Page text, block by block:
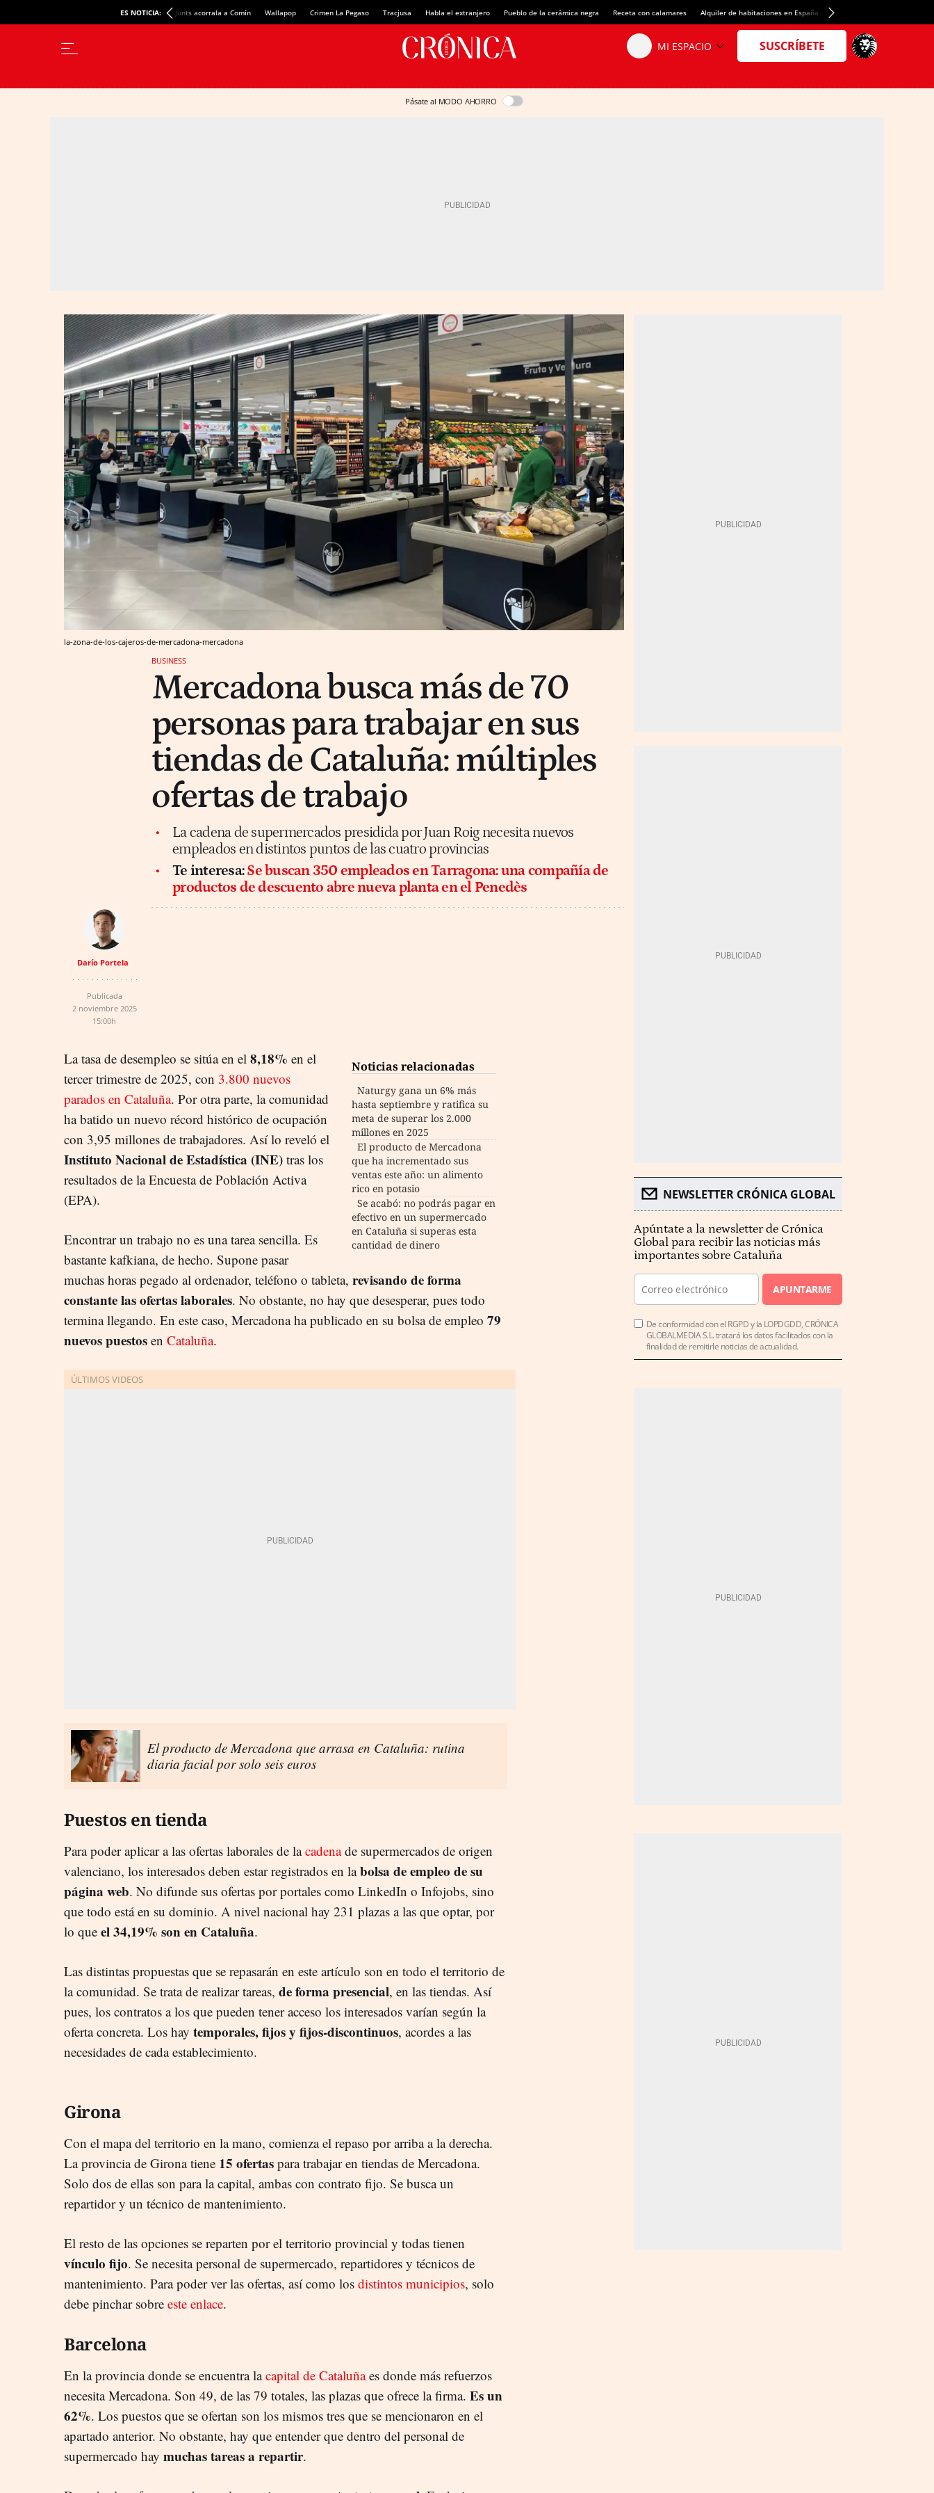
ES NOTICIA: Junts acorrala a Comín Wallapop Crimen La Pegaso Tracjusa Habla el extranjero Pueblo de la cerámica negra Receta con calamares Alquiler de habitaciones en España Crédito del Spotify Camp Nou
Pásate al MODO AHORRO
la-zona-de-los-cajeros-de-mercadona-mercadona
BUSINESS
Mercadona busca más de 70
personas para trabajar en sus
tiendas de Cataluña: múltiples
ofertas de trabajo
La cadena de supermercados presidida por Juan Roig necesita nuevos
empleados en distintos puntos de las cuatro provincias
Te interesa:Se buscan 350 empleados en Tarragona: una compañía de
productos de descuento abre nueva planta en el Penedès
Darío Portela
Publicada
2 noviembre 2025
15:00h
Noticias relacionadas
Naturgy gana un 6% más
hasta septiembre y ratifica su
meta de superar los 2.000
millones en 2025
El producto de Mercadona
que ha incrementado sus
ventas este año: un alimento
rico en potasio
Se acabó: no podrás pagar en
efectivo en un supermercado
en Cataluña si superas esta
cantidad de dinero
La tasa de desempleo se sitúa en el 8,18% en el
tercer trimestre de 2025, con 3.800 nuevos
parados en Cataluña. Por otra parte, la comunidad
ha batido un nuevo récord histórico de ocupación
con 3,95 millones de trabajadores. Así lo reveló el
Instituto Nacional de Estadística (INE) tras los
resultados de la Encuesta de Población Activa
(EPA).
Encontrar un trabajo no es una tarea sencilla. Es
bastante kafkiana, de hecho. Supone pasar
muchas horas pegado al ordenador, teléfono o tableta, revisando de forma
constante las ofertas laborales. No obstante, no hay que desesperar, pues todo
termina llegando. En este caso, Mercadona ha publicado en su bolsa de empleo 79
nuevos puestos en Cataluña.
El producto de Mercadona que arrasa en Cataluña: rutina
diaria facial por solo seis euros
Puestos en tienda
Para poder aplicar a las ofertas laborales de lacadenade supermercados de origen
valenciano, los interesados deben estar registrados en labolsa de empleo de su
página web. No difunde sus ofertas por portales como LinkedIn o Infojobs, sino
que todo está en su dominio. A nivel nacional hay 231 plazas a las que optar, por
lo que el 34,19% son en Cataluña.
Las distintas propuestas que se repasarán en este artículo son en todo el territorio de
la comunidad. Se trata de realizar tareas, de forma presencial, en las tiendas. Así
pues, los contratos a los que pueden tener acceso los interesados varían según la
oferta concreta. Los hay temporales, fijos y fijos-discontinuos, acordes a las
necesidades de cada establecimiento.
Girona
Con el mapa del territorio en la mano, comienza el repaso por arriba a la derecha.
La provincia de Girona tiene 15 ofertas para trabajar en tiendas de Mercadona.
Solo dos de ellas son para la capital, ambas con contrato fijo. Se busca un
repartidor y un técnico de mantenimiento.
El resto de las opciones se reparten por el territorio provincial y todas tienen
vínculo fijo. Se necesita personal de supermercado, repartidores y técnicos de
mantenimiento. Para poder ver las ofertas, así como los distintos municipios, solo
debe pinchar sobre este enlace.
Barcelona
En la provincia donde se encuentra lacapital de Cataluñaes donde más refuerzos
necesita Mercadona. Son 49, de las 79 totales, las plazas que ofrece la firma. Es un
62%. Los puestos que se ofertan son los mismos tres que se mencionaron en el
apartado anterior. No obstante, hay que entender que dentro del personal de
supermercado hay muchas tareas a repartir.
NEWSLETTER CRÓNICA GLOBAL
Apúntate a la newsletter de Crónica
Global para recibir las noticias más
importantes sobre Cataluña
APUNTARME
De conformidad con el RGPD y la LOPDGDD, CRÓNICA
GLOBALMEDIA S.L. tratará los datos facilitados con la
finalidad de remitirle noticias de actualidad.